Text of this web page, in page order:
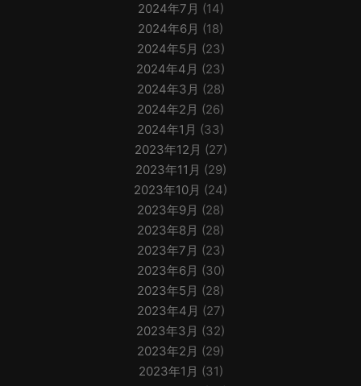
2024年7月 (14)
2024年6月 (18)
2024年5月 (23)
2024年4月 (23)
2024年3月 (28)
2024年2月 (26)
2024年1月 (33)
2023年12月 (27)
2023年11月 (29)
2023年10月 (24)
2023年9月 (28)
2023年8月 (28)
2023年7月 (23)
2023年6月 (30)
2023年5月 (28)
2023年4月 (27)
2023年3月 (32)
2023年2月 (29)
2023年1月 (31)